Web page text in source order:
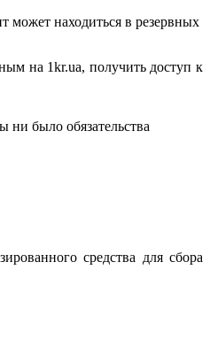
может находиться в резервных
на 1kr.ua, получить доступ к
ни было обязательства
средства для сбора